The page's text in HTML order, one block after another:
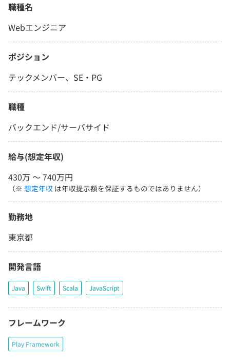
職種名
Webエンジニア
ポジション
テックメンバー、SE・PG
職種
バックエンド/サーバサイド
給与(想定年収)
430万 〜 740万円
（※ 想定年収 は年収提示額を保証するものではありません）
勤務地
東京都
開発言語
Java Swift Scala JavaScript
フレームワーク
Play Framework